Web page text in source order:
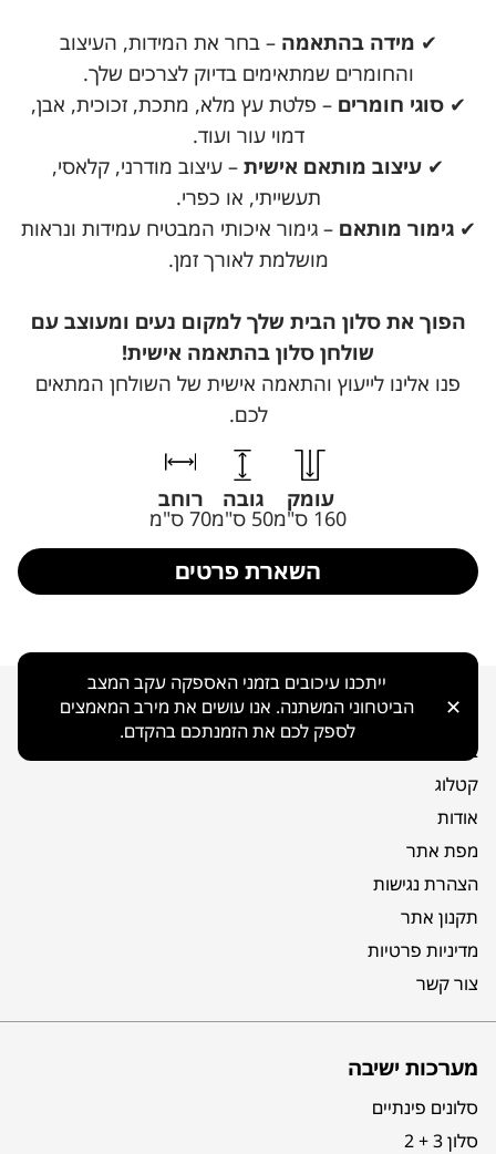
ייתכנו עיכובים בזמני האספקה עקב המצב
הביטחוני המשתנה. אנו עושים את מירב המאמצים
לספק לכם את הזמנתכם בהקדם.
✕
✔ מידה בהתאמה – בחר את המידות, העיצוב
והחומרים שמתאימים בדיוק לצרכים שלך.
✔סוגי חומרים – פלטת עץ מלא, מתכת, זכוכית, אבן,
דמוי עור ועוד.
✔ עיצוב מותאם אישית – עיצוב מודרני, קלאסי,
תעשייתי, או כפרי.
✔גימור מותאם – גימור איכותי המבטיח עמידות ונראות
מושלמת לאורך זמן.
הפוך את סלון הבית שלך למקום נעים ומעוצב עם
שולחן סלון בהתאמה אישית!
פנו אלינו לייעוץ והתאמה אישית של השולחן המתאים
לכם.
עומק
160 ס"מ
גובה
50 ס"מ
רוחב
70 ס"מ
השארת פרטים
ניווט כללי
בית
קטלוג
אודות
מפת אתר
הצהרת נגישות
תקנון אתר
מדיניות פרטיות
צור קשר
מערכות ישיבה
סלונים פינתיים
סלון 3 + 2